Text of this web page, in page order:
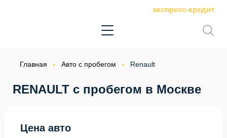
экспресс-кредит
Главная Авто с пробегом Renault
RENAULT с пробегом в Москве
Цена авто